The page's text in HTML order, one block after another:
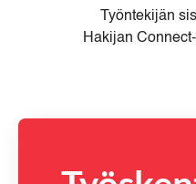
Työntekijän
Hakijan